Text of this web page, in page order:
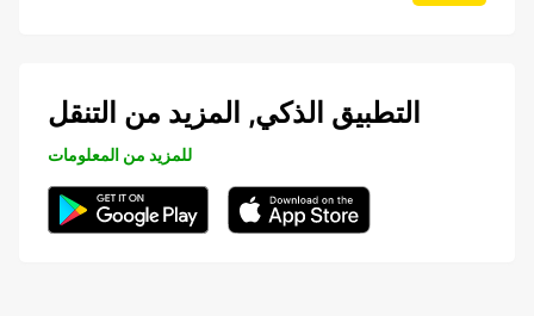
التطبيق الذكي, المزيد من التنقل
للمزيد من المعلومات